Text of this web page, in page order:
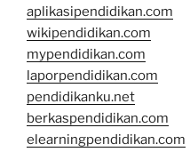
aplikasipendidikan.com
wikipendidikan.com
mypendidikan.com
laporpendidikan.com
pendidikanku.net
berkaspendidikan.com
elearningpendidikan.com